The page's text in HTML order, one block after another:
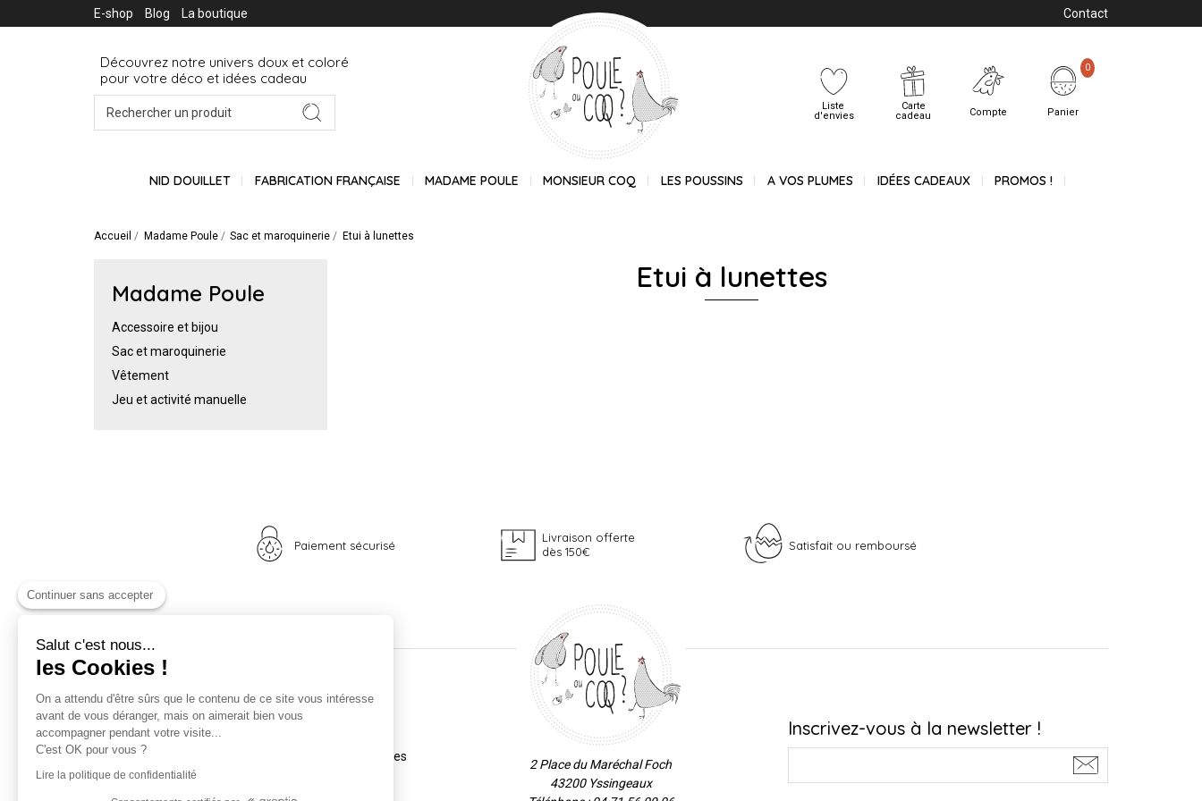
E-shop Blog La boutique Contact
Découvrez notre univers doux et coloré
pour votre déco et idées cadeau
Liste
d'envies
Carte
cadeau
Compte Panier
0
NID DOUILLET FABRICATION FRANÇAISE MADAME POULE MONSIEUR COQ LES POUSSINS A VOS PLUMES IDÉES CADEAUX PROMOS !
Accueil Madame Poule Sac et maroquinerie Etui à lunettes
Madame Poule
Accessoire et bijou
Sac et maroquinerie
Vêtement
Jeu et activité manuelle
Etui à lunettes
Paiement sécurisé
Livraison offerte
dès 150€
Satisfait ou remboursé
Nos univers
Nid douillet
Madame Poule
Monsieur Coq
Les poussins
Informations
La boutique
Coordonnées et horaires
2 Place du Maréchal Foch
43200 Yssingeaux
Inscrivez-vous à la newsletter !
Continuer sans accepter
Salut c'est nous...
les Cookies !
On a attendu d'être sûrs que le contenu de ce site vous intéresse
avant de vous déranger, mais on aimerait bien vous
accompagner pendant votre visite...
C'est OK pour vous ?
Lire la politique de confidentialité